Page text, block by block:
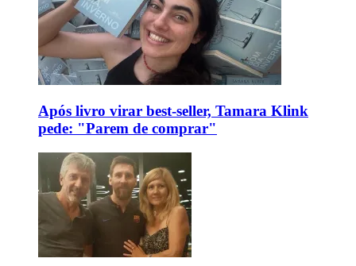
Após livro virar best-seller, Tamara Klink
pede: "Parem de comprar"